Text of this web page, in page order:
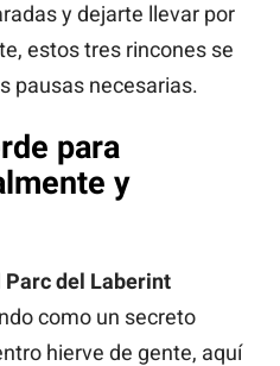
y dejarte llevar por
estos tres rincones se
pausas necesarias.
para
y
Parc del Laberint
como un secreto
hierve de gente, aquí